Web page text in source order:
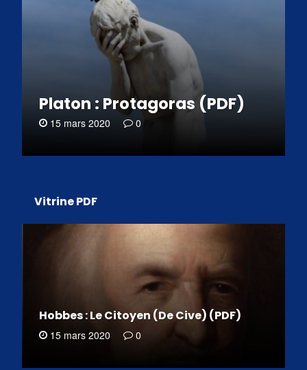
Platon : Protagoras (PDF)
15 mars 2020 0
Vitrine PDF
Hobbes : Le Citoyen (De Cive) (PDF)
15 mars 2020 0